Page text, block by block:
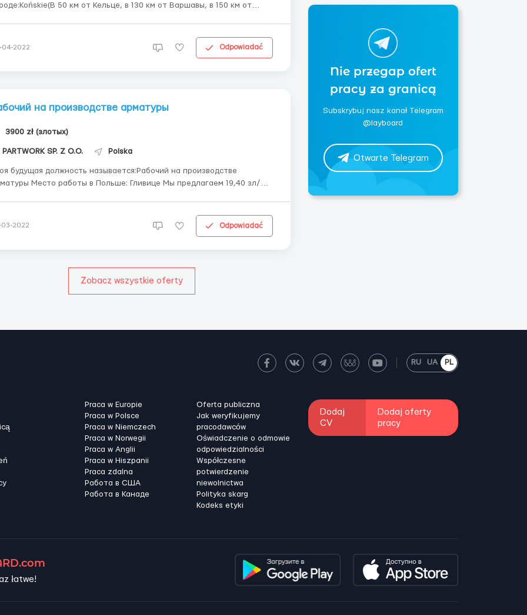
50 км от Кельце, в 130 км от Варшавы, в 150 км от
04-2022 Odpowiadać
на производстве арматуры
3900 zł (злотых)
PARTWORK SP. Z O.O. Polska
будущая должность называется:Рабочий на производстве
в Польше: Гливице Мы предлагаем 19,40 зл/
03-2022 Odpowiadać
Zobacz wszystkie oferty
Nie przegap ofert
pracy za granicą
Subskrybuj nasz kanał Telegram
@layboard
Otwarte Telegram
RU UA PL
Praca w Europie
Praca w Polsce
Praca w Niemczech
Praca w Norwegii
Praca w Anglii
Praca w Hiszpanii
Praca zdalna
Работа в США
Работа в Канадe
Oferta publiczna
Jak weryfikujemy
pracodawców
Oświadczenie o odmowie
odpowiedzialności
Współczesne
potwierdzenie
niewolnictwa
Polityka skarg
Kodeks etyki
Dodaj
CV
Dodaj oferty
pracy
łatwe!